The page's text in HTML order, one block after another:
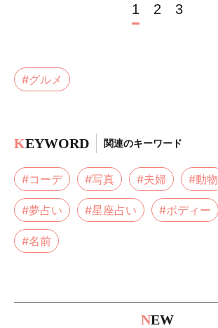
1 2 3
#グルメ
KEYWORD 関連のキーワード
#コーデ #写真 #夫婦 #動物
#夢占い #星座占い #ボディー
#名前
NEW